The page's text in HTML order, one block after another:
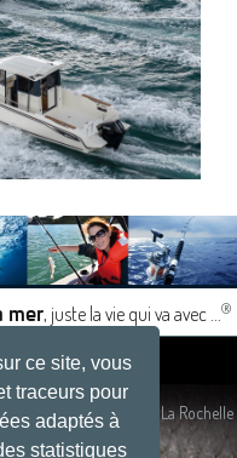
ce site, vous
traceurs pour
adaptés à
statistiques
mer, juste la vie qui va avec ... ®
Développement web, La Rochelle